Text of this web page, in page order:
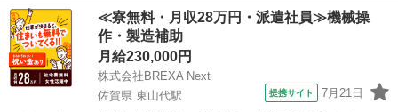
佐賀 佐賀市 佐賀駅 その他 ベルトサンダー
≪寮無料・月収28万円・派遣社員≫機械操
作・製造補助
月給230,000円
株式会社BREXA Next
佐賀県 東山代駅
提携サイト 7月21日